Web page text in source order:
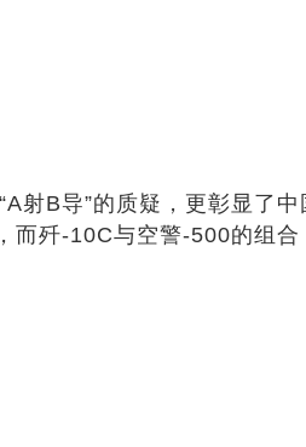
射B导”的质疑，更彰显了
歼-10C与空警-500的组合